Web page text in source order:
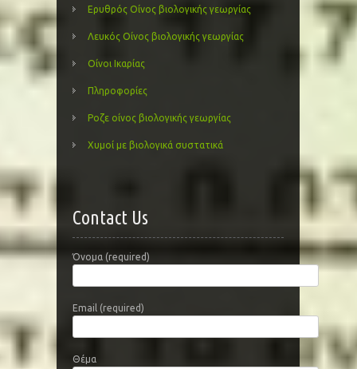
Ερυθρός Οίνος βιολογικής γεωργίας
Λευκός Οίνος βιολογικής γεωργίας
Οίνοι Ικαρίας
Πληροφορίες
Ροζε οίνος βιολογικής γεωργίας
Χυμοί με βιολογικά συστατικά
Contact Us
Όνομα (required)
Email (required)
Θέμα